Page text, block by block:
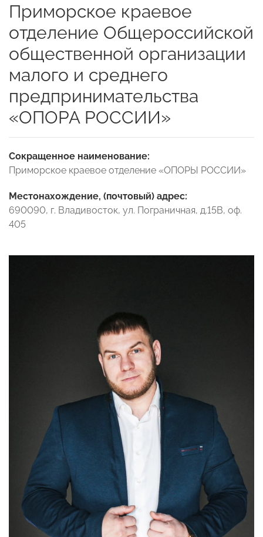
Приморское краевое
отделение Общероссийской
общественной организации
малого и среднего
предпринимательства
«ОПОРА РОССИИ»
Сокращенное наименование:
Приморское краевое отделение «ОПОРЫ РОССИИ»
Местонахождение, (почтовый) адрес:
690090, г. Владивосток, ул. Пограничная, д.15В, оф.
405